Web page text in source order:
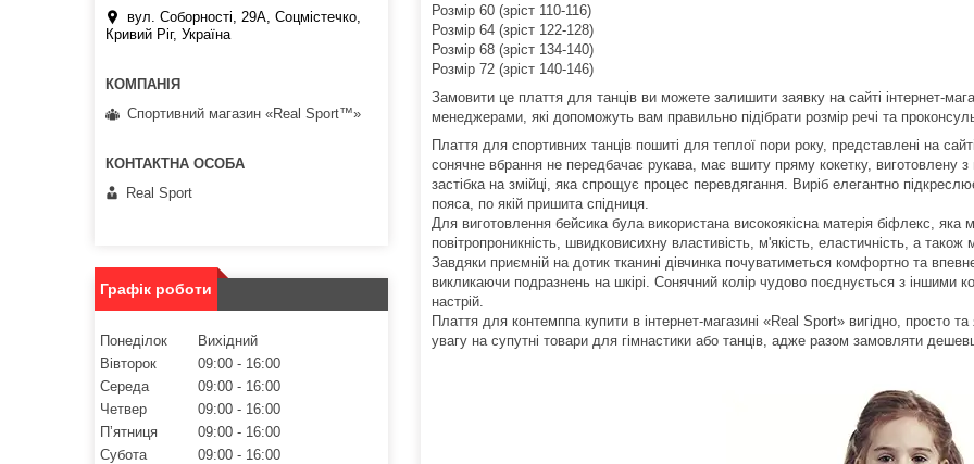
Розмір 60 (зріст 110-116)
Розмір 64 (зріст 122-128)
Розмір 68 (зріст 134-140)
Розмір 72 (зріст 140-146)
Замовити це плаття для танців ви можете залишити заявку на сайті інтернет-
менеджерами, які допоможуть вам правильно підібрати розмір речі та
Плаття для спортивних танців пошиті для теплої пори року, представлені на
сонячне вбрання не передбачає рукава, має вшиту пряму кокетку, виготовлену з
застібка на змійці, яка спрощує процес перевдягання. Виріб елегантно
пояса, по якій пришита спідниця.
Для виготовлення бейсика була використана високоякісна матерія біфлекс, яка
повітропроникність, швидковисихну властивість, м'якість, еластичність, а також
Завдяки приємній на дотик тканині дівчинка почуватиметься комфортно та
викликаючи подразнень на шкірі. Сонячний колір чудово поєднується з іншими
настрій.
Плаття для контемппа купити в інтернет-магазині «Real Sport» вигідно, просто
увагу на супутні товари для гімнастики або танців, адже разом замовляти
вул. Соборності, 29А, Соцмістечко,
Кривий Ріг, Україна
Спортивний магазин «Real Sport™»
Real Sport
Графік роботи
Понеділок
Вихідний
Вівторок
09:00
16:00
Середа
09:00
16:00
Четвер
09:00
16:00
Пʼятниця
09:00
16:00
Субота
09:00
16:00